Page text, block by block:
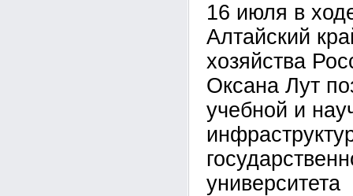
16 июля в
Алтайский
хозяйства
Оксана Лут
учебной и
университета